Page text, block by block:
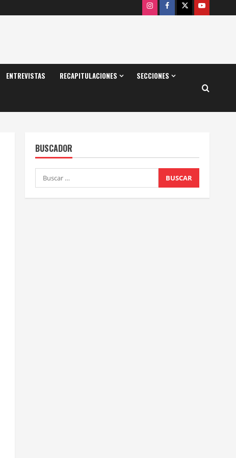
InstagramFacebook
X Youtube
ENTREVISTAS RECAPITULACIONES SECCIONES
BUSCADOR
Buscar: